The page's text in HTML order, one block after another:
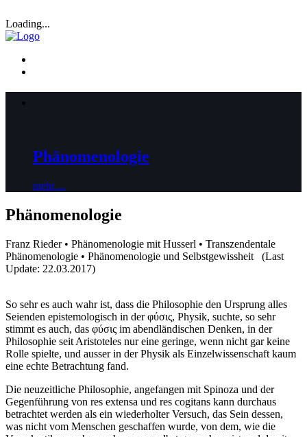
Loading...
Phänomenologie
mehr ...
Phänomenologie
Franz Rieder • Phänomenologie mit Husserl • Transzendentale
Phänomenologie • Phänomenologie und Selbstgewissheit (Last
Update: 22.03.2017)
So sehr es auch wahr ist, dass die Philosophie den Ursprung alles
Seienden epistemologisch in der φύσις, Physik, suchte, so sehr
stimmt es auch, das φύσις im abendländischen Denken, in der
Philosophie seit Aristoteles nur eine geringe, wenn nicht gar keine
Rolle spielte, und ausser in der Physik als Einzelwissenschaft kaum
eine echte Betrachtung fand.
Die neuzeitliche Philosophie, angefangen mit Spinoza und der
Gegenführung von res extensa und res cogitans kann durchaus
betrachtet werden als ein wiederholter Versuch, das Sein dessen,
was nicht vom Menschen geschaffen wurde, von dem, wie die